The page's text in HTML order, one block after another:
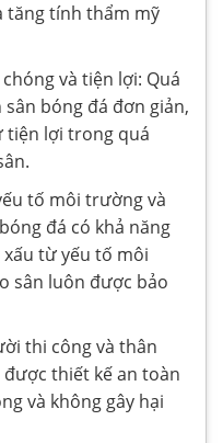
tăng tính thẩm mỹ
và tiện lợi: Quá
bóng đá đơn giản,
tiện lợi trong quá
tố môi trường và
đá có khả năng
từ yếu tố môi
sân luôn được bảo
thi công và thân
thiết kế an toàn
và không gây hại